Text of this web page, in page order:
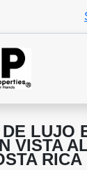
LUJO
VISTA
RICA